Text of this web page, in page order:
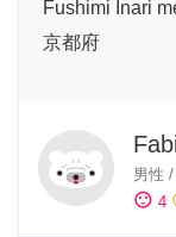
Fushimi Inari
京都府
男性 /
sentiment_satisfied 4